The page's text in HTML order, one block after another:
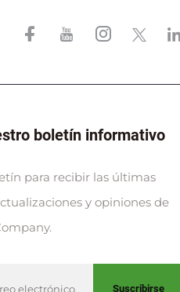
boletín informativo
para recibir las últimas
y opiniones de
Suscribirse